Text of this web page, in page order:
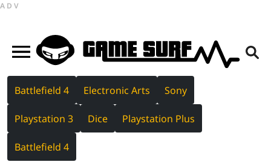
ADV
Battlefield 4 Electronic Arts Sony
Playstation 3 Dice Playstation Plus
Battlefield 4